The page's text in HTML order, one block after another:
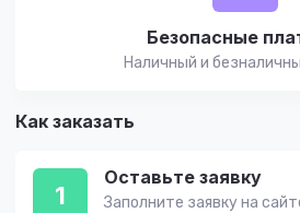
Безопасные
Наличный и
Как заказать
1
Оставьте заявку
Заполните заявку на